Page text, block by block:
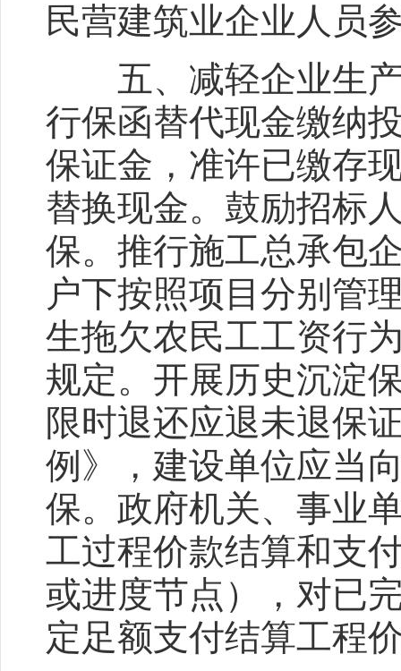
民营建筑业企业人员
五、减轻企业生产
行保函替代现金缴纳
保证金，准许已缴存
替换现金。鼓励招标
保。推行施工总承包
户下按照项目分别管
生拖欠农民工工资行
规定。开展历史沉淀
限时退还应退未退保
例》，建设单位应当
保。政府机关、事业
工过程价款结算和支
或进度节点），对已
定足额支付结算工程